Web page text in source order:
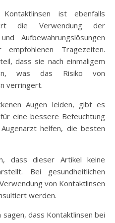
ist ebenfalls
die Verwendung der
Aufbewahrungslösungen
Tragezeiten.
dass sie nach einmaligem
was das Risiko von
verringert.
Augen leiden, gibt es
eine bessere Befeuchtung
helfen, die besten
dass dieser Artikel keine
Bei gesundheitlichen
von Kontaktlinsen
werden.
dass Kontaktlinsen bei